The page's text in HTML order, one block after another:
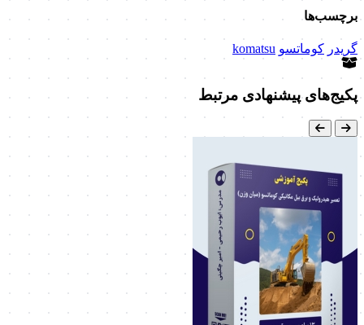
برچسب‌ها
گریدر کوماتسو komatsu
پکیج‌های پیشنهادی مرتبط